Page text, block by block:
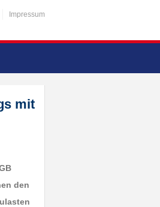
Impressum
mit
den